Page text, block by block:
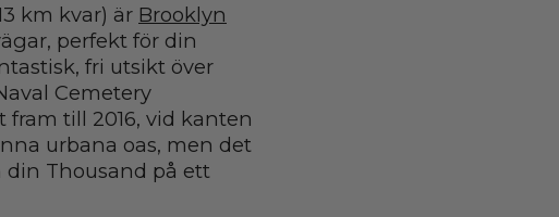
km kvar) är Brooklyn
perfekt för din
fri utsikt över
Cemetery
till 2016, vid kanten
urbana oas, men det
din Thousand på ett